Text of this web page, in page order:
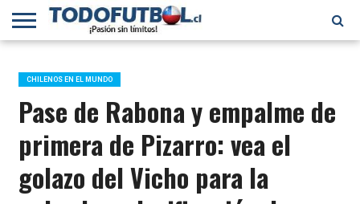
PRIMERA
B
SELECCIÓN
CHILENA
CHILENOS
EN EL
MUNDO
FÚTBOL
INTERNACIONAL
CHILENOS EN EL MUNDO
Pase de Rabona y empalme de
primera de Pizarro: vea el
golazo del Vicho para la